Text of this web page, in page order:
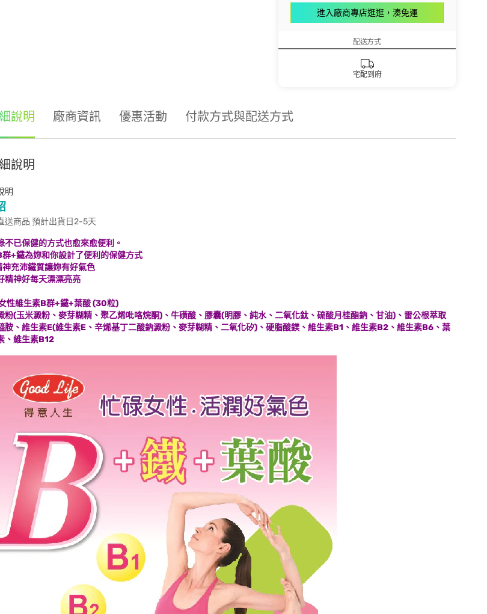
進入廠商專店逛逛，湊免運
配送方式
宅配到府
說明 廠商資訊 優惠活動 付款方式與配送方式
說明
明
送商品 預計出貨日2-5天
不已保健的方式也愈來愈便利。
+鐵為妳和你設計了便利的保健方式
神充沛鐵質讓妳有好氣色
精神好每天漂漂亮亮
性維生素B群+鐵+葉酸 (30粒)
粉(玉米澱粉、麥芽糊精、聚乙烯吡咯烷酮)、牛磺酸、膠囊(明膠、純水、二氧化鈦、硫酸月桂酯鈉、甘油)、雷公根萃取
胺、維生素E(維生素E、辛烯基丁二酸鈉澱粉、麥芽糊精、二氧化矽)、硬脂酸鎂、維生素B1、維生素B2、維生素B6、葉
、維生素B12